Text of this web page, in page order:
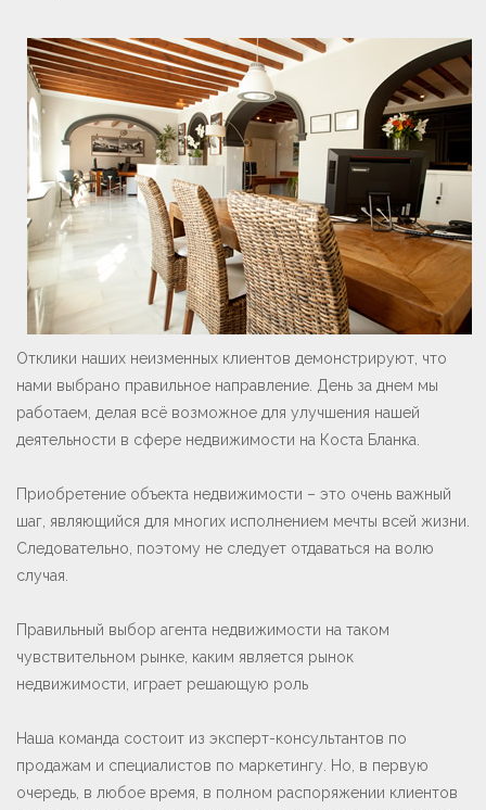
Отклики наших неизменных клиентов демонстрируют, что
нами выбрано правильное направление. День за днем мы
работаем, делая всё возможное для улучшения нашей
деятельности в сфере недвижимости на Коста Бланка.
Приобретение объекта недвижимости – это очень важный
шаг, являющийся для многих исполнением мечты всей жизни.
Следовательно, поэтому не следует отдаваться на волю
случая.
Правильный выбор агента недвижимости на таком
чувствительном рынке, каким является рынок
недвижимости, играет решающую роль
Наша команда состоит из эксперт-консультантов по
продажам и специалистов по маркетингу. Но, в первую
очередь, в любое время, в полном распоряжении клиентов